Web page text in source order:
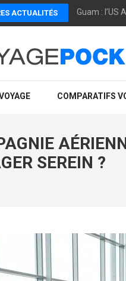
ACTUALITÉS Guam : l’US
COMPARATIFS
SEREIN ?